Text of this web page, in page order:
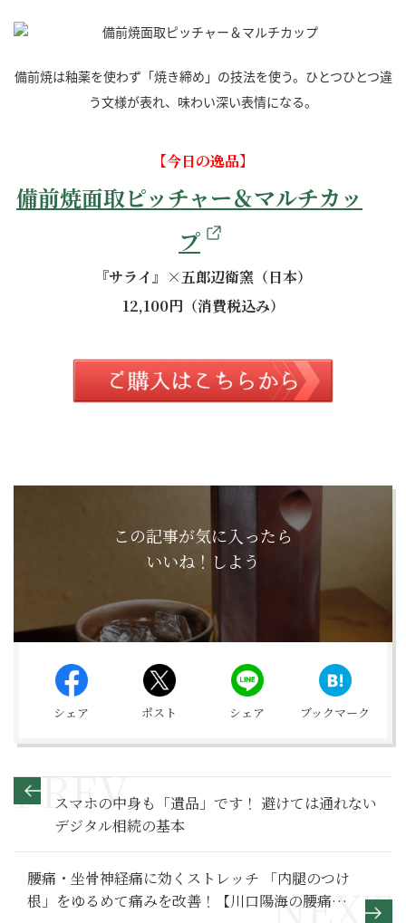
備前焼は釉薬を使わず「焼き締め」の技法を使う。ひとつひとつ違
う文様が表れ、味わい深い表情になる。
【今日の逸品】
備前焼面取ピッチャー＆マルチカッ
プ
『サライ』×五郎辺衛窯（日本）
12,100円（消費税込み）
この記事が気に入ったら
いいね！しよう
シェア ポスト シェア ブックマーク
スマホの中身も「遺品」です！ 避けては通れない
デジタル相続の基本
腰痛・坐骨神経痛に効くストレッチ 「内腿のつけ
根」をゆるめて痛みを改善！【川口陽海の腰痛改